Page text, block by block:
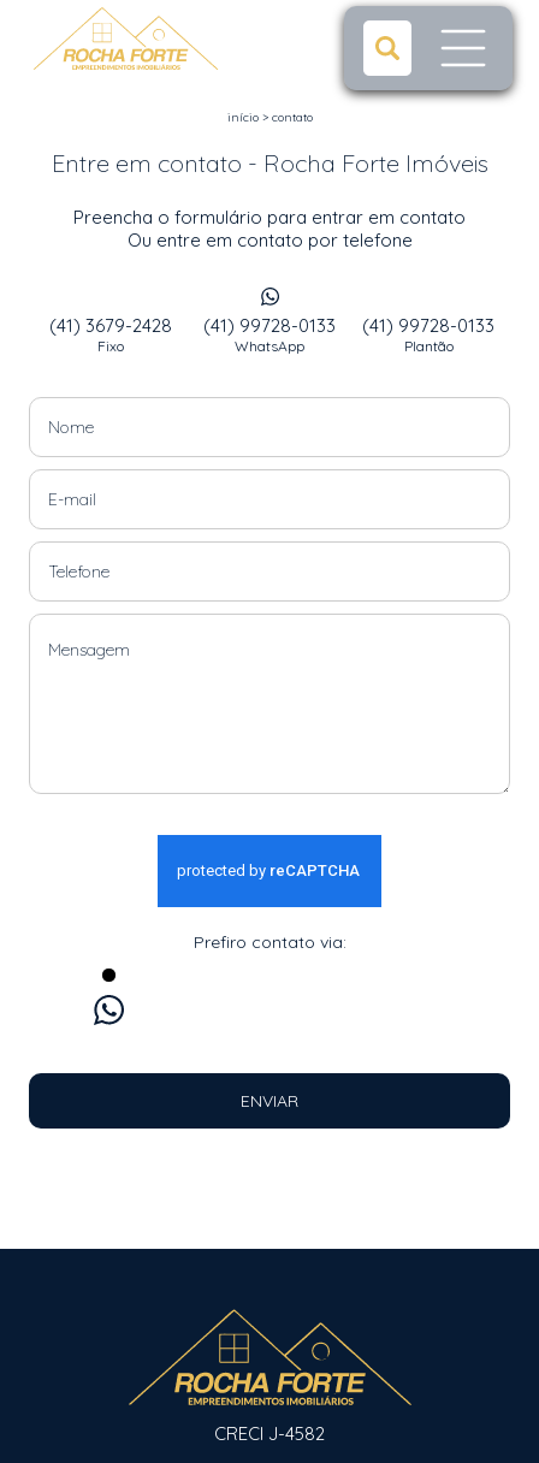
início> contato
Entre em contato - Rocha Forte Imóveis
Preencha o formulário para entrar em contato
Ou entre em contato por telefone
(41) 3679-2428
Fixo
(41) 99728-0133
WhatsApp
(41) 99728-0133
Plantão
Prefiro contato via:
ENVIAR
CRECI J-4582